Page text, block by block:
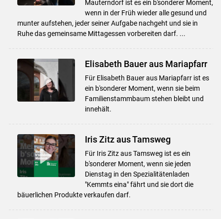
Mauterndorf ist es ein b'sonderer Moment,
wenn in der Früh wieder alle gesund und
munter aufstehen, jeder seiner Aufgabe nachgeht und sie in
Ruhe das gemeinsame Mittagessen vorbereiten darf. ...
Elisabeth Bauer aus Mariapfarr
Für Elisabeth Bauer aus Mariapfarr ist es
ein b'sonderer Moment, wenn sie beim
Familienstammbaum stehen bleibt und
innehält.
Iris Zitz aus Tamsweg
Für Iris Zitz aus Tamsweg ist es ein
b'sonderer Moment, wenn sie jeden
Dienstag in den Spezialitätenladen
"Kemmts eina" fährt und sie dort die
bäuerlichen Produkte verkaufen darf.